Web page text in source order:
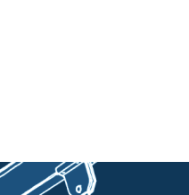
SO HABEN WIR GEFEIERT“